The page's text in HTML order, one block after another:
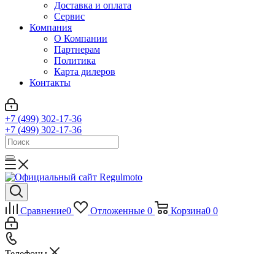
Доставка и оплата
Сервис
Компания
О Компании
Партнерам
Политика
Карта дилеров
Контакты
+7 (499) 302-17-36
+7 (499) 302-17-36
Сравнение0 Отложенные 0 Корзина0 0